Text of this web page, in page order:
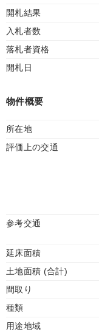
開札結果
入札者数
落札者資格
開札日
物件概要
所在地
評価上の交通
参考交通
延床面積
土地面積 (合計)
間取り
種類
用途地域